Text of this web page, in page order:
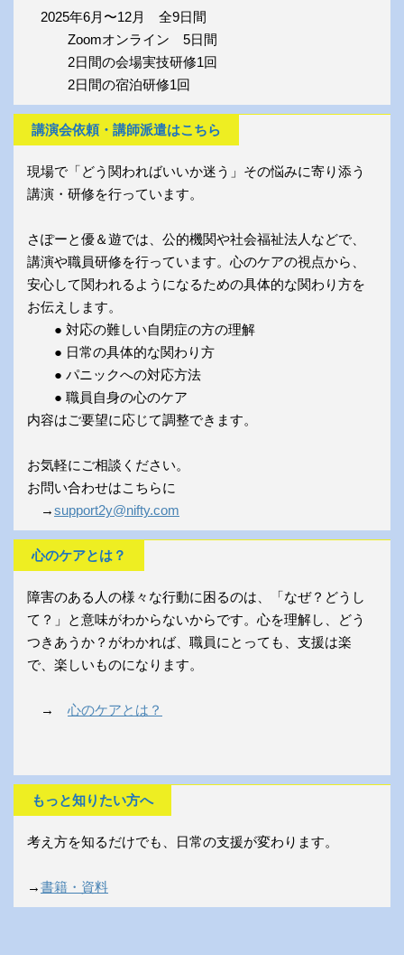
2025年6月〜12月 全9日間
Zoomオンライン 5日間
2日間の会場実技研修1回
2日間の宿泊研修1回
講演会依頼・講師派遣はこちら
現場で「どう関わればいいか迷う」その悩みに寄り添う
講演・研修を行っています。
さぽーと優＆遊では、公的機関や社会福祉法人などで、
講演や職員研修を行っています。心のケアの視点から、
安心して関われるようになるための具体的な関わり方を
お伝えします。
● 対応の難しい自閉症の方の理解
● 日常の具体的な関わり方
● パニックへの対応方法
● 職員自身の心のケア
内容はご要望に応じて調整できます。
お気軽にご相談ください。
お問い合わせはこちらに
→support2y@nifty.com
心のケアとは？
障害のある人の様々な行動に困るのは、「なぜ？どうし
て？」と意味がわからないからです。心を理解し、どう
つきあうか？がわかれば、職員にとっても、支援は楽
で、楽しいものになります。
→ 心のケアとは？
もっと知りたい方へ
考え方を知るだけでも、日常の支援が変わります。
→書籍・資料